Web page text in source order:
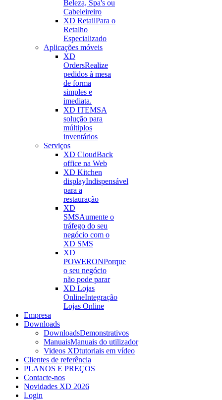
Beleza, Spa's ou
Cabeleireiro
XD RetailPara o
Retalho
Especializado
Aplicações móveis
XD
OrdersRealize
pedidos à mesa
de forma
simples e
imediata.
XD ITEMSA
solução para
múltiplos
inventários
Serviços
XD CloudBack
office na Web
XD Kitchen
displayIndispensável
para a
restauração
XD
SMSAumente o
tráfego do seu
negócio com o
XD SMS
XD
POWERONPorque
o seu negócio
não pode parar
XD Lojas
OnlineIntegração
Lojas Online
Empresa
Downloads
DownloadsDemonstrativos
ManuaisManuais do utilizador
Videos XDtutoriais em vídeo
Clientes de referência
PLANOS E PREÇOS
Contacte-nos
Novidades XD 2026
Login